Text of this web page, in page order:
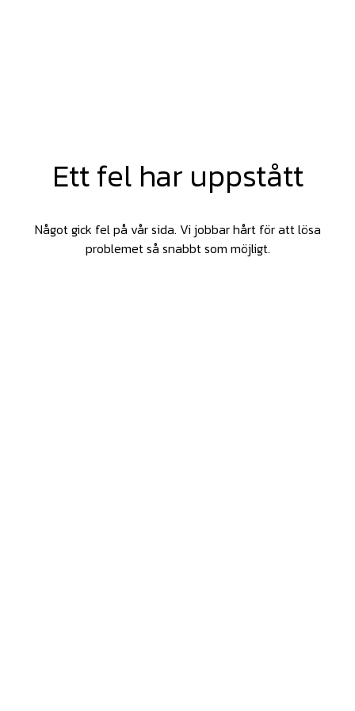
Ett fel har uppstått
Något gick fel på vår sida. Vi jobbar hårt för att lösa
problemet så snabbt som möjligt.